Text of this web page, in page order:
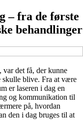
– fra de første
behandlinger
var det få, der kunne
skulle blive. Fra at være
er laseren i dag en
og kommunikation til
på, hvordan
den i dag bruges til at